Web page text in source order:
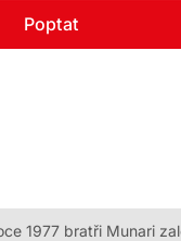
Poptat
1977 bratři Munari